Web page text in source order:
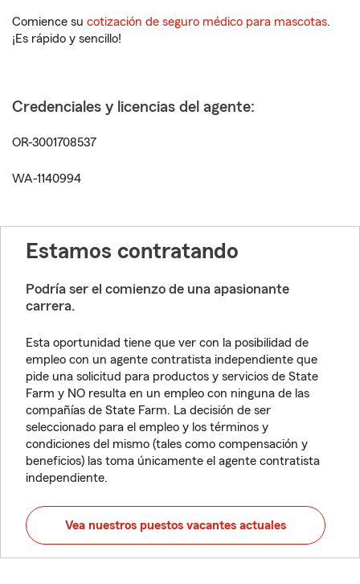
Comience su cotización de seguro médico para mascotas.
¡Es rápido y sencillo!
Credenciales y licencias del agente:
OR-3001708537
WA-1140994
Estamos contratando
Podría ser el comienzo de una apasionante
carrera.
Esta oportunidad tiene que ver con la posibilidad de
empleo con un agente contratista independiente que
pide una solicitud para productos y servicios de State
Farm y NO resulta en un empleo con ninguna de las
compañías de State Farm. La decisión de ser
seleccionado para el empleo y los términos y
condiciones del mismo (tales como compensación y
beneficios) las toma únicamente el agente contratista
independiente.
Vea nuestros puestos vacantes actuales